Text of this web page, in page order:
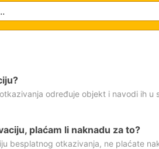
određuje objekt i navodi ih u
plaćam li naknadu za to?
besplatnog otkazivanja, ne plaćate